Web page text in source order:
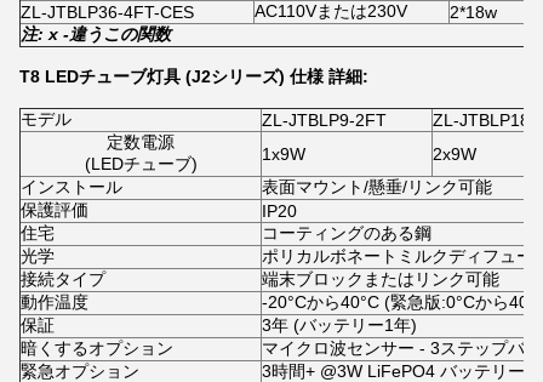
ZL-JTBLP36-4FT-CES
AC110Vまたは230V
2*18w
注: x -違う この関数
T8 LEDチューブ灯具 (J2シリーズ) 仕様 詳細:
モデル ZL-JTBLP9-2FT
ZL-JTBLP18-
定数電源
(LEDチューブ)
1x9W
2x9W
インストール
表面マウント/懸垂/リンク可能
保護評価
IP20
住宅
コーティングのある鋼
光学
ポリカルボネートミルクディフュー
接続タイプ
端末ブロックまたはリンク可能
動作温度
-20°Cから40°C (緊急版:0°Cから
保証
3年 (バッテリー1年)
暗くするオプション
マイクロ波センサー - 3ステップバ
緊急オプション
3時間+ @3W LiFePO4 バッテリー